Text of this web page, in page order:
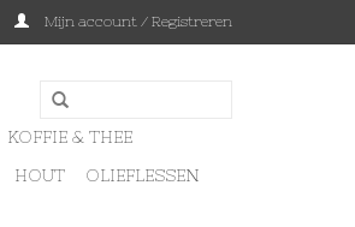
Mijn account / Registreren
KOFFIE & THEE
HOUT OLIEFLESSEN